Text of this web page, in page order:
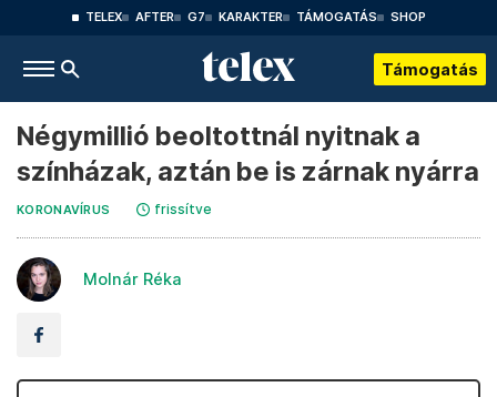
TELEX AFTER G7 KARAKTER TÁMOGATÁS SHOP
Támogatás
Négymillió beoltottnál nyitnak a
színházak, aztán be is zárnak nyárra
KORONAVÍRUS frissítve
Molnár Réka